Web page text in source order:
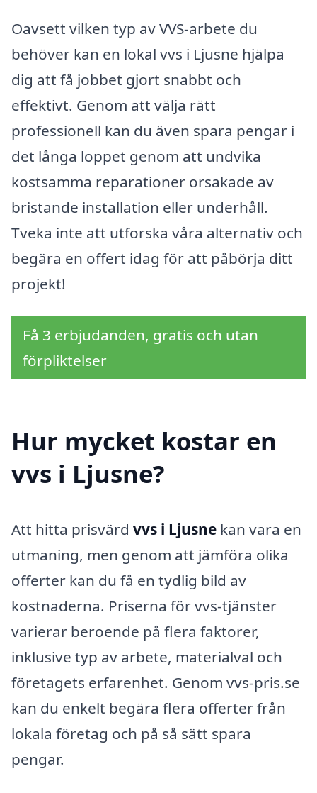
Oavsett vilken typ av VVS-arbete du
behöver kan en lokal vvs i Ljusne hjälpa
dig att få jobbet gjort snabbt och
effektivt. Genom att välja rätt
professionell kan du även spara pengar i
det långa loppet genom att undvika
kostsamma reparationer orsakade av
bristande installation eller underhåll.
Tveka inte att utforska våra alternativ och
begära en offert idag för att påbörja ditt
projekt!
Få 3 erbjudanden, gratis och utan
förpliktelser
Hur mycket kostar en
vvs i Ljusne?
Att hitta prisvärd vvs i Ljusne kan vara en
utmaning, men genom att jämföra olika
offerter kan du få en tydlig bild av
kostnaderna. Priserna för vvs-tjänster
varierar beroende på flera faktorer,
inklusive typ av arbete, materialval och
företagets erfarenhet. Genom vvs-pris.se
kan du enkelt begära flera offerter från
lokala företag och på så sätt spara
pengar.